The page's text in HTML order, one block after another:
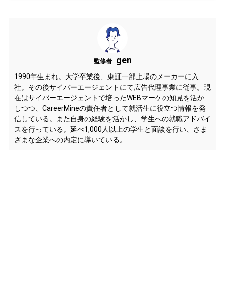
監修者 gen
1990年生まれ。大学卒業後、東証一部上場のメーカーに入
社。その後サイバーエージェントにて広告代理事業に従事。現
在はサイバーエージェントで培ったWEBマーケの知見を活か
しつつ、CareerMineの責任者として就活生に役立つ情報を発
信している。また自身の経験を活かし、学生への就職アドバイ
スを行っている。延べ1,000人以上の学生と面談を行い、さま
ざまな企業への内定に導いている。